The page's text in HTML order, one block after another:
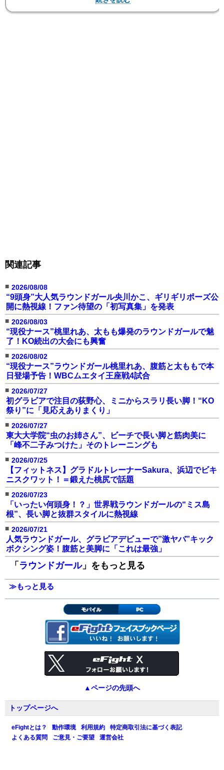
関連記事
■ 2026/08/08
“9頭身”大人気ラウンドガール央川かこ、ギリギリポーズ公
開に熱視線！ファン待望の「初写真集」を発表
■ 2026/08/03
“現役ナース”桃里れあ、太もも爆発のラウンドガールで魅
了！KO続出の大会にも興奮
■ 2026/08/02
“現役ナース”ラウンドガール桃里れあ、腹筋と太ももで本
日登場予告！WBCムエタイ王座戦4試合
■ 2026/07/27
初グラビアで注目の荻野心、ミニからスラリ長い脚！“KO
祭り”に「見応えありまくり」
■ 2026/07/27
東大大学院“虫のお姉さん”、ビーチで長い脚と筋肉美に
「峰不二子みつけた」そのトレーニングも
■ 2026/07/25
【フィットネス】グラドルトレーナーSakura、浜辺でビキ
ニスクワット！＝鍛えた桃尻で話題
■ 2026/07/23
「いったい何頭身！？」世界戦ラウンドガールの“ミス島
根”、長い脚と抜群スタイルに熱視線
■ 2026/07/21
人気ラウンドガール、グラビアデビューで”激ヤバ”キック
ボクシング姿！腹筋と美脚に「これは最強」
「 ラウンドガール」をもっと見る
≫もっと見る
モバイル PC
▲ページの先頭へ
トップページへ
eFightとは？ 動作環境 利用規約
特定商取引法に基づく表記
よくある質問
ご意見・ご要望 運営会社